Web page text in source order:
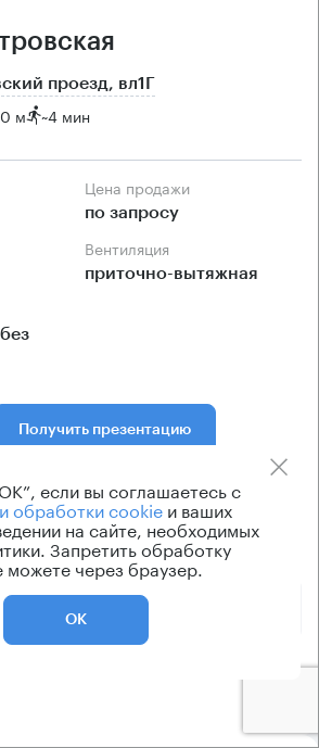
проезд, вл1Г
м ~4 мин
Цена продажи
по запросу
Вентиляция
приточно-вытяжная
Получить презентацию
продаже в этом здании:
Арендная плата
363 440 000 ₽
если вы соглашаетесь с
обработки cookieи ваших
на сайте, необходимых
Запретить обработку
можете через браузер.
ОК